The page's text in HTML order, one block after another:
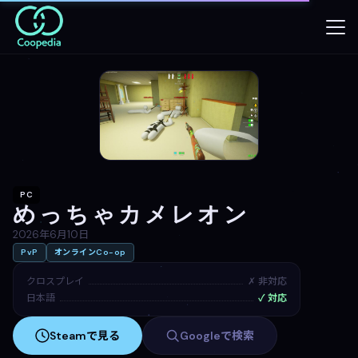
PC
めっちゃカメレオン
2026年6月10日
PvP オンラインCo-op
クロスプレイ ✗ 非対応
日本語 ✓ 対応
Steamで見る Googleで検索